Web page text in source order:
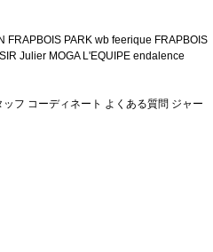
FRAPBOIS PARK wb feerique FRAPBOIS
Julier MOGA L'EQUIPE endalence
ッフ コーディネート よくある質問 ジャー